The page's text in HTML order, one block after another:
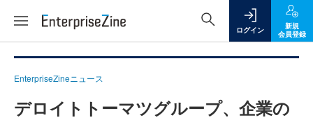
ログイン
新規
会員登録
EnterpriseZineニュース
デロイトトーマツグループ、企業の